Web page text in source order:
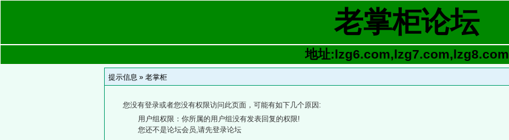
老掌柜论坛
地址:lzg6.com,lzg7.com,lzg8.com
提示信息 » 老掌柜
您没有登录或者您没有权限访问此页面，可能有如下几个原因:
用户组权限：你所属的用户组没有发表回复的权限!
您还不是论坛会员,请先登录论坛